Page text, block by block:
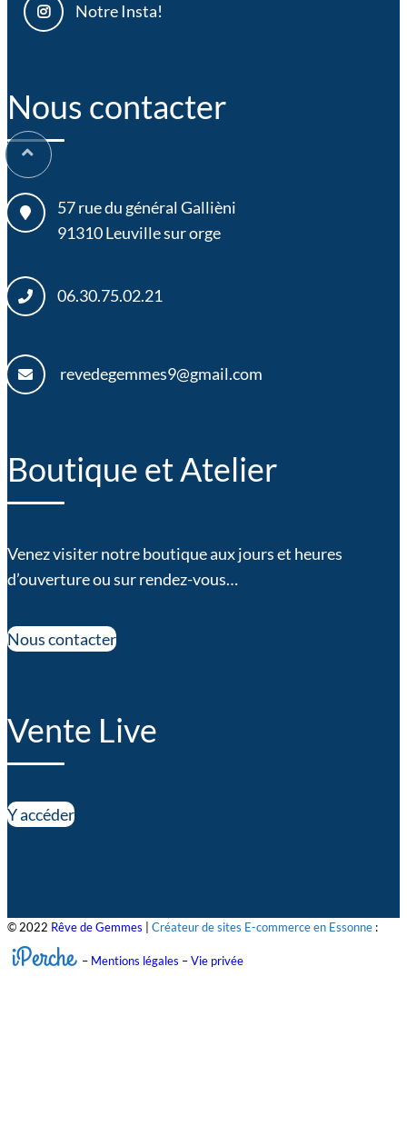
Notre Insta!
Nous contacter
57 rue du général Gallièni
91310Leuville sur orge
06.30.75.02.21
revedegemmes9@gmail.com
Boutique et Atelier
Venez visiter notre boutique aux jours et heures
d’ouverture ou sur rendez-vous…
Nous contacter
Vente Live
Y accéder
© 2022 Rêve de Gemmes Créateur de sites E-commerce en Essonne :
iPerche – Mentions légales –Vie privée